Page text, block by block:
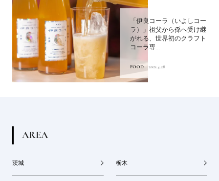
「伊良コーラ（いよしコー
ラ）」祖父から孫へ受け継
がれる、世界初のクラフト
コーラ専...
FOOD 2021.4.28
AREA
茨城 栃木